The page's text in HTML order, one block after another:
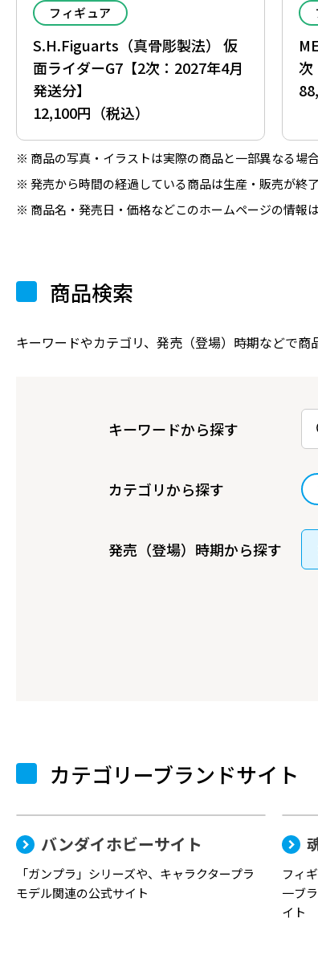
フィギュア
S.H.Figuarts（真骨彫製法） 仮
面ライダーG7【2次：2027年4月
発送分】
12,100円（税込）
次
商品の写真・イラストは実際の商品と一部異なる場
発売から時間の経過している商品は生産・販売が終
商品名・発売日・価格などこのホームページの情報
商品検索
キーワードやカテゴリ、発売（登場）時期などで商
キーワードから探す
カテゴリから探す
発売（登場）時期から探す
カテゴリーブランドサイト
バンダイホビーサイト
「ガンプラ」シリーズや、キャラクタープラ
モデル関連の公式サイト
フィ
一ブ
イト